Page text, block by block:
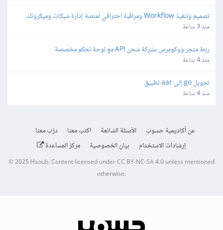
مبنية على Laravel/Radius
منذ 3 ساعة
ربط متجر ووكومرس بشركة شحن API مع لوحة تحكم مخصصة
منذ 4 ساعة
تحويل go إلى aar تطبيق
منذ 4 ساعة
عن أكاديمية حسوب الأسئلة الشائعة اكتب معنا
درّب معنا
إرشادات الاستخدام
بيان الخصوصية مركز المساعدة
© 2025 Hsoub.Content licensed underCC BY-NC-SA 4.0unless mentioned
otherwise.